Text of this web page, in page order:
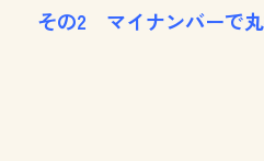
その2 マイナンバーで